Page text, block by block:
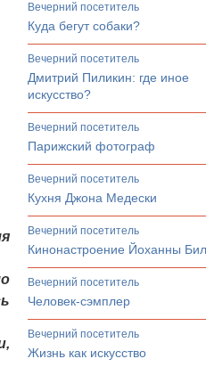
вечерний посетитель
Куда бегут собаки?
вечерний посетитель
Дмитрий Пиликин: где иное
искусство?
вечерний посетитель
Парижский фотограф
вечерний посетитель
Кухня Джона Медески
вечерний посетитель
Кинонастроение Йоханны
вечерний посетитель
Человек-сэмплер
вечерний посетитель
Жизнь как искусство